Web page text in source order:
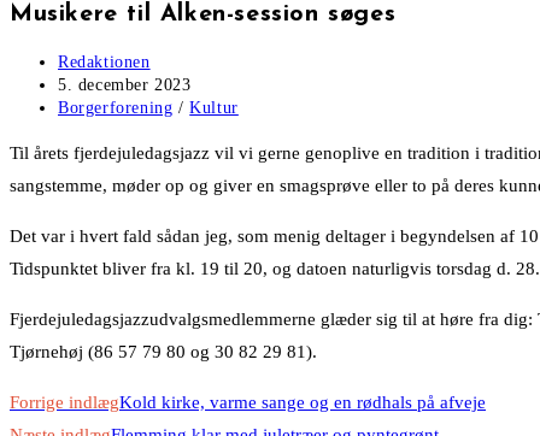
Musikere til Alken-session søges
Post
author:
Redaktionen
Post
published:
5. december 2023
Post
Borgerforening / Kultur
Til årets fjerdejuledagsjazz vil vi gerne genoplive en tradition i
sangstemme, møder op og giver en smagsprøve eller to på deres
Det var i hvert fald sådan jeg, som menig deltager i begyndelsen af
Tidspunktet bliver fra kl. 19 til 20, og datoen naturligvis torsdag d.
Fjerdejuledagsjazzudvalgsmedlemmerne glæder sig til at høre fra
Tjørnehøj (86 57 79 80 og 30 82 29 81).
Read
Forrige indlægKold kirke, varme sange og en rødhals på afveje